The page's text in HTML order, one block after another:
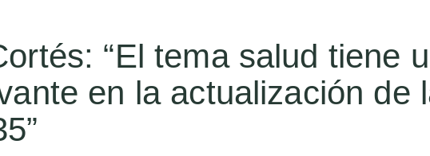
“El tema salud tiene
en la actualización de